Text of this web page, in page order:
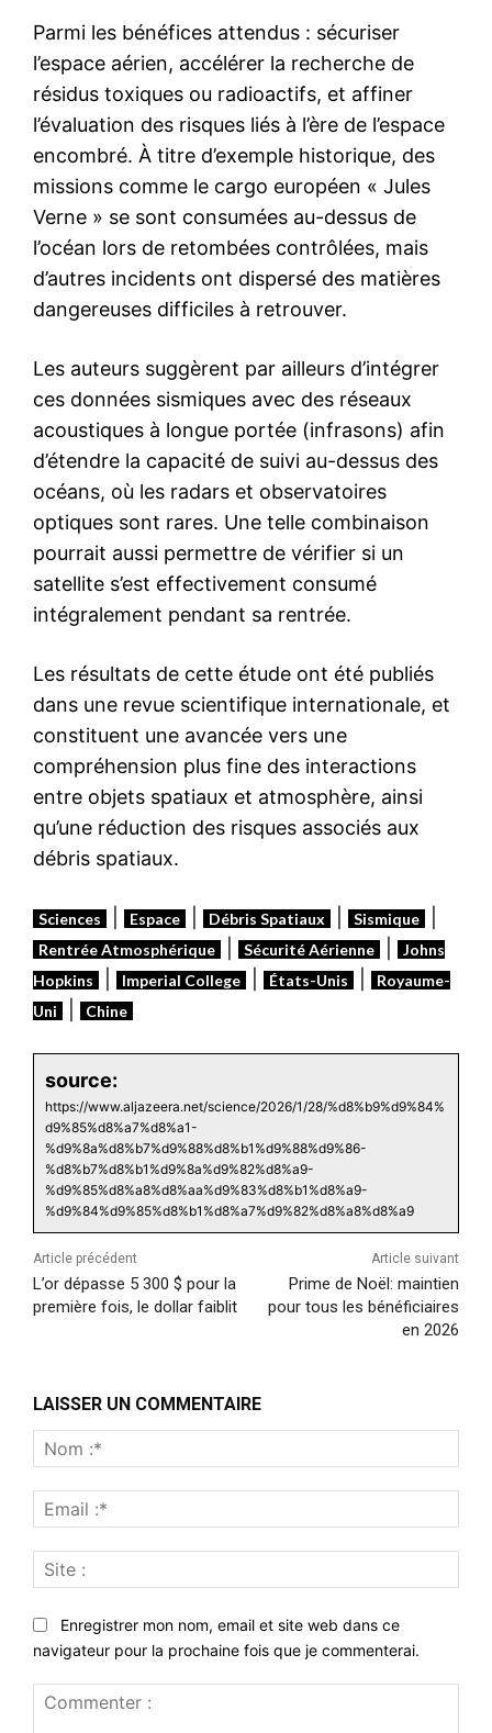
Parmi les bénéfices attendus : sécuriser
l’espace aérien, accélérer la recherche de
résidus toxiques ou radioactifs, et affiner
l’évaluation des risques liés à l’ère de l’espace
encombré. À titre d’exemple historique, des
missions comme le cargo européen « Jules
Verne » se sont consumées au-dessus de
l’océan lors de retombées contrôlées, mais
d’autres incidents ont dispersé des matières
dangereuses difficiles à retrouver.
Les auteurs suggèrent par ailleurs d’intégrer
ces données sismiques avec des réseaux
acoustiques à longue portée (infrasons) afin
d’étendre la capacité de suivi au-dessus des
océans, où les radars et observatoires
optiques sont rares. Une telle combinaison
pourrait aussi permettre de vérifier si un
satellite s’est effectivement consumé
intégralement pendant sa rentrée.
Les résultats de cette étude ont été publiés
dans une revue scientifique internationale, et
constituent une avancée vers une
compréhension plus fine des interactions
entre objets spatiaux et atmosphère, ainsi
qu’une réduction des risques associés aux
débris spatiaux.
Sciences Espace Débris Spatiaux Sismique
Rentrée Atmosphérique Sécurité Aérienne
Johns
Hopkins
Imperial College États-Unis
Royaume-
Uni
Chine
source:
https://www.aljazeera.net/science/2026/1/28/%d8%b9%d9%84%
d9%85%d8%a7%d8%a1-
%d9%8a%d8%b7%d9%88%d8%b1%d9%88%d9%86-
%d8%b7%d8%b1%d9%8a%d9%82%d8%a9-
%d9%85%d8%a8%d8%aa%d9%83%d8%b1%d8%a9-
%d9%84%d9%85%d8%b1%d8%a7%d9%82%d8%a8%d8%a9
Article précédent
L’or dépasse 5 300 $ pour la
première fois, le dollar faiblit
Article suivant
Prime de Noël: maintien
pour tous les bénéficiaires
en 2026
LAISSER UN COMMENTAIRE
:*
:*
:
Enregistrer mon nom, email et site web dans ce
navigateur pour la prochaine fois que je commenterai.